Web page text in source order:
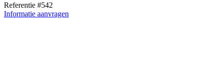
Referentie #542
Informatie aanvragen